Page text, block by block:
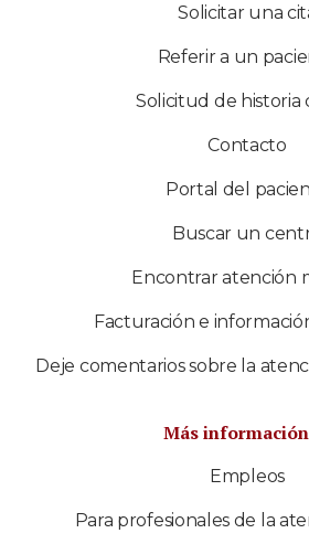
Solicitar una
Referir a un
Solicitud de historia
Contacto
Portal del
Buscar un
Encontrar atención
Facturación e
Deje comentarios sobre la
Más información
Empleos
Para profesionales de la